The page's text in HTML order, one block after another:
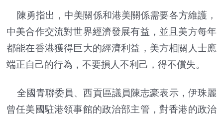
陳勇指出，中美關係和港美關係需要各方維護，
中美合作交流對世界經濟發展有益，並且美方每年
都能在香港獲得巨大的經濟利益，美方相關人士應
端正自己的行為，不要損人不利己，得不償失。
全國青聯委員、西貢區議員陳志豪表示，伊珠麗
曾任美國駐港領事館的政治部主管，對香港的政治